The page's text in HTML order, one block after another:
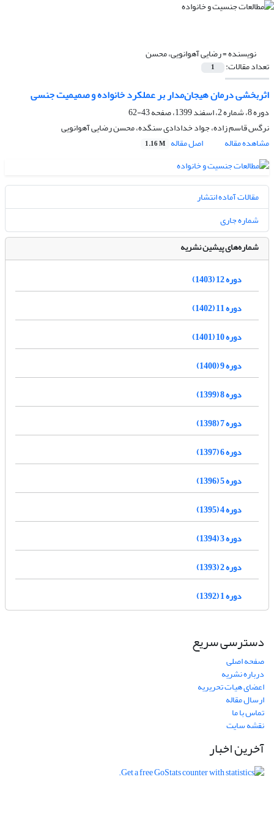
نویسنده =رضایی آهوانویی، محسن
تعداد مقالات: 1
اثربخشی درمان هیجان‌مدار بر عملکرد خانواده و صمیمیت جنسی
دوره 8، شماره 2، اسفند 1399، صفحه
43-62
نرگس قاسم زاده، جواد خدادادی سنگده، محسن رضایی آهوانویی
مشاهده مقاله
اصل مقاله 1.16 M
مقالات آماده انتشار
شماره جاری
شماره‌های پیشین نشریه
دوره 12 (1403)
دوره 11 (1402)
دوره 10 (1401)
دوره 9 (1400)
دوره 8 (1399)
دوره 7 (1398)
دوره 6 (1397)
دوره 5 (1396)
دوره 4 (1395)
دوره 3 (1394)
دوره 2 (1393)
دوره 1 (1392)
دسترسی سریع
صفحه اصلی
درباره نشریه
اعضای هیات تحریریه
ارسال مقاله
تماس با ما
نقشه سایت
آخرین اخبار